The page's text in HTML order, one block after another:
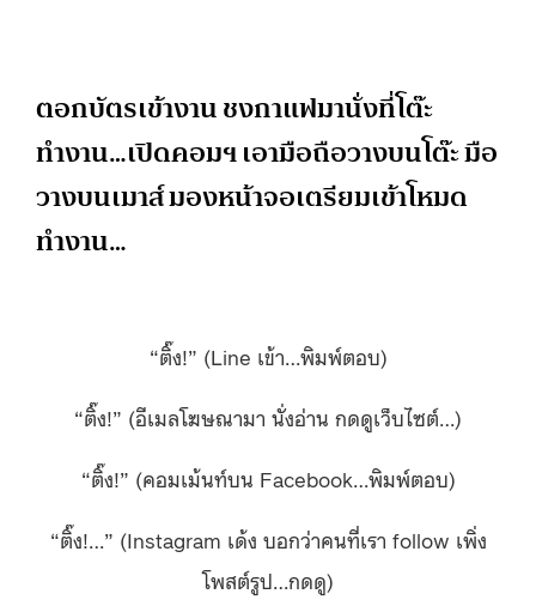
ตอกบัตรเข้างานชงกาแฟมานั่งที่โต๊ะ
ทำงาน…เปิดคอมฯเอามือถือวางบนโต๊ะมือ
วางบนเมาส์มองหน้าจอเตรียมเข้าโหมด
ทำงาน…
“ติ๊ง!” (Line เข้า พิมพ์ตอบ)
“ติ๊ง!” (อีเมลโฆษณามา นั่งอ่าน กดดูเว็บไซต์ …)
“ติ๊ง!” (คอมเม้นท์บน Facebook… พิมพ์ตอบ)
“ติ๊ง!…” (Instagram เด้ง บอกว่าคนที่เรา follow เพิ่ง
โพสต์รูป กดดู)